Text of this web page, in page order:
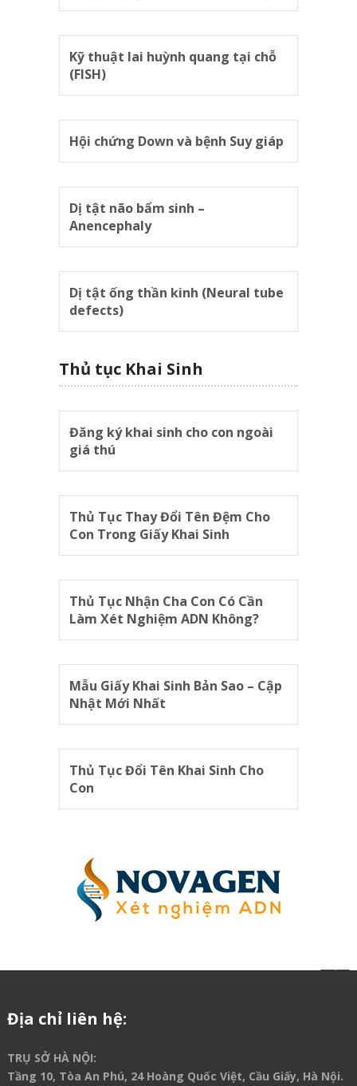
Kỹ thuật lai huỳnh quang tại chỗ
(FISH)
Hội chứng Down và bệnh Suy giáp
Dị tật não bẩm sinh –
Anencephaly
Dị tật ống thần kinh (Neural tube
defects)
Thủ tục Khai Sinh
Đăng ký khai sinh cho con ngoài
giá thú
Thủ Tục Thay Đổi Tên Đệm Cho
Con Trong Giấy Khai Sinh
Thủ Tục Nhận Cha Con Có Cần
Làm Xét Nghiệm ADN Không?
Mẫu Giấy Khai Sinh Bản Sao – Cập
Nhật Mới Nhất
Thủ Tục Đổi Tên Khai Sinh Cho
Con
Địa chỉ liên hệ:
TRỤ SỞ HÀ NỘI:
Tầng 10, Tòa An Phú, 24 Hoàng Quốc Việt, Cầu Giấy, Hà Nội.